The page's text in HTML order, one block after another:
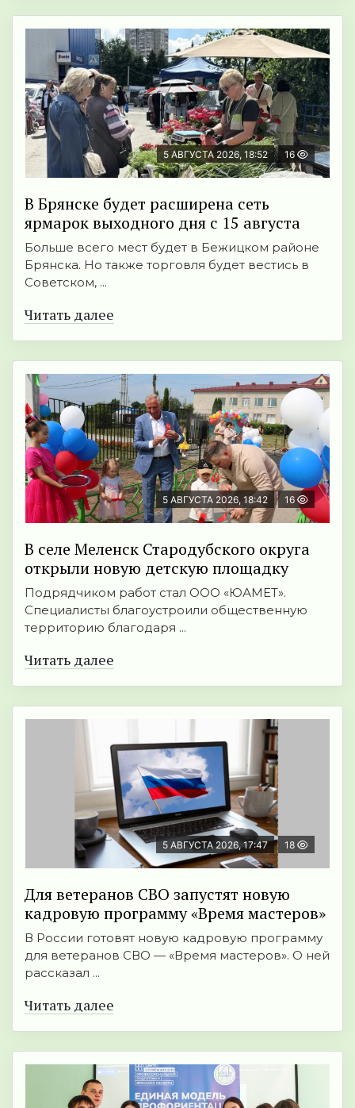
5 АВГУСТА 2026, 18:52 16
В Брянске будет расширена сеть
ярмарок выходного дня с 15 августа
Больше всего мест будет в Бежицком районе
Брянска. Но также торговля будет вестись в
Советском, ...
Читать далее
5 АВГУСТА 2026, 18:42 16
В селе Меленск Стародубского округа
открыли новую детскую площадку
Подрядчиком работ стал ООО «ЮАМЕТ».
Специалисты благоустроили общественную
территорию благодаря ...
Читать далее
5 АВГУСТА 2026, 17:47 18
Для ветеранов СВО запустят новую
кадровую программу «Время мастеров»
В России готовят новую кадровую программу
для ветеранов СВО — «Время мастеров». О ней
рассказал ...
Читать далее